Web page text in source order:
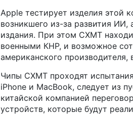
Аpple тестирует изделия этой
возникшего из-за развития
издания. При этом CXMT
военными КНР, и возможное
американского
Чипы CХМТ проходят
iPhone и MacBook, следует из
китайской компанией
устройств, которые будут